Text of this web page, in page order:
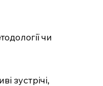
чи
зустрічі,